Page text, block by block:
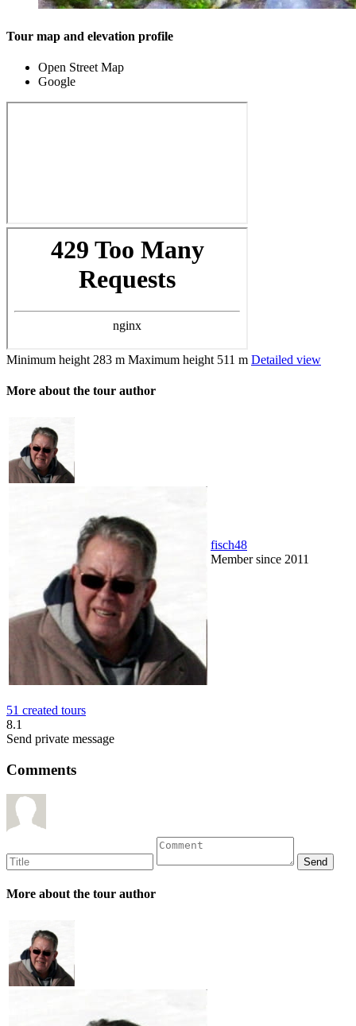
Tour map and elevation profile
Open Street Map
Google
Minimum height 283 m Maximum height 511 m Detailed view
More about the tour author
fisch48
Member since 2011
51 created tours
8.1
Send private message
Comments
More about the tour author